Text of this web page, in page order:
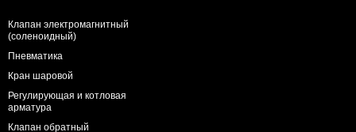
Клапан электромагнитный
(соленоидный)
Пневматика
Кран шаровой
Регулирующая и котловая
арматура
Клапан обратный